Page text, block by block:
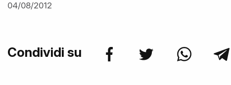
04/08/2012
Condividi su